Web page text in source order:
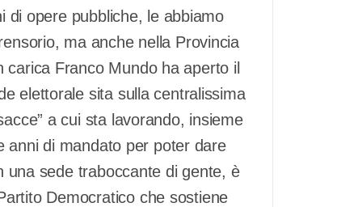
di opere pubbliche, le abbiamo
ma anche nella Provincia
carica Franco Mundo ha aperto il
elettorale sita sulla centralissima
a cui sta lavorando, insieme
anni di mandato per poter dare
una sede traboccante di gente, è
Democratico che sostiene